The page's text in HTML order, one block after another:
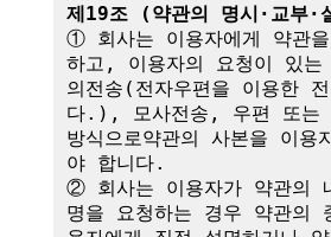
제19조 (약관의 명시·교부·
① 회사는 이용자에게 약관
하고, 이용자의 요청이 있는
의전송(전자우편을 이용한
다.), 모사전송, 우편 또는
방식으로약관의 사본을 이용
야 합니다.
② 회사는 이용자가 약관의
명을 요청하는 경우 약관의